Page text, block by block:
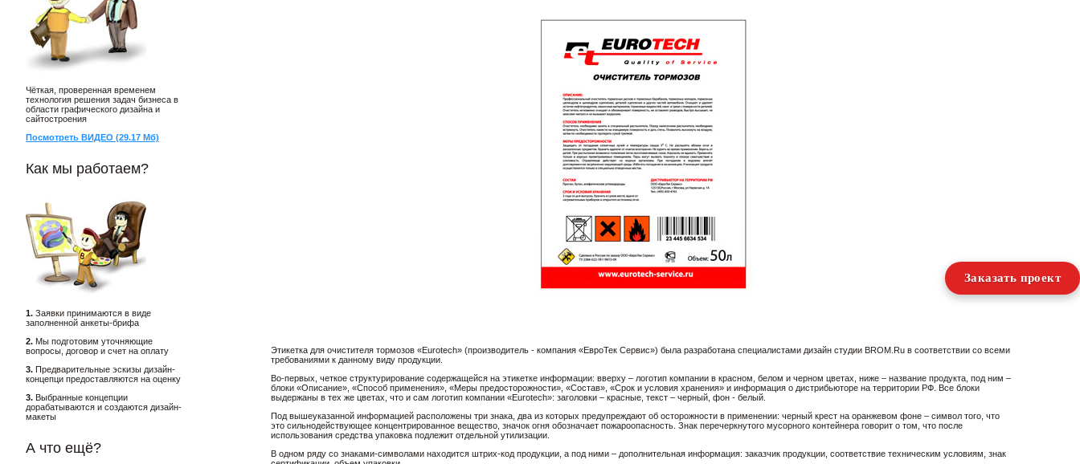
Заказать проект
Чёткая, проверенная временем
технология решения задач бизнеса в
области графического дизайна и
сайтостроения
Посмотреть ВИДЕО (29.17 Мб)
Как мы работаем?
1. Заявки принимаются в виде
заполненной анкеты-брифа
2. Мы подготовим уточняющие
вопросы, договор и счет на оплату
3. Предварительные эскизы дизайн-
концепци предоставляются на оценку
3. Выбранные концепции
дорабатываются и создаются дизайн-
макеты
А что ещё?
Этикетка для очистителя тормозов «Eurotech» (производитель - компания «ЕвроТек Сервис») была разработана специалистами дизайн студии BROM.Ru в соответствии со всеми
требованиями к данному виду продукции.
Во-первых, четкое структурирование содержащейся на этикетке информации: вверху – логотип компании в красном, белом и черном цветах, ниже – название продукта, под ним –
блоки «Описание», «Способ применения», «Меры предосторожности», «Состав», «Срок и условия хранения» и информация о дистрибьюторе на территории РФ. Все блоки
выдержаны в тех же цветах, что и сам логотип компании «Eurotech»: заголовки – красные, текст – черный, фон - белый.
Под вышеуказанной информацией расположены три знака, два из которых предупреждают об осторожности в применении: черный крест на оранжевом фоне – символ того, что
это сильнодействующее концентрированное вещество, значок огня обозначает пожароопасность. Знак перечеркнутого мусорного контейнера говорит о том, что после
использования средства упаковка подлежит отдельной утилизации.
В одном ряду со знаками-символами находится штрих-код продукции, а под ними – дополнительная информация: заказчик продукции, соответствие техническим условиям, знак